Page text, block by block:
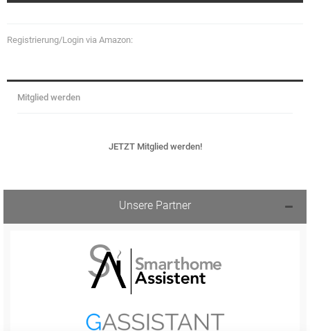
Registrierung/Login via Amazon:
Mitglied werden
JETZT Mitglied werden!
Unsere Partner